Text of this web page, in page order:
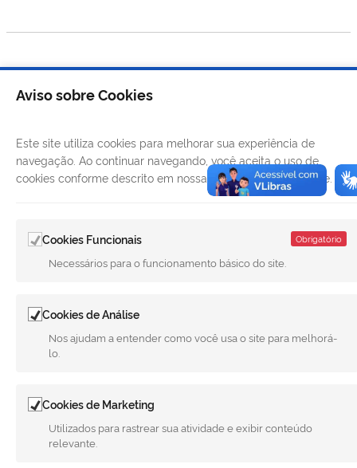
Facebook
Twitter
LinkedIn
Instagram
Youtube
Aviso sobre Cookies
Este site utiliza cookies para melhorar sua experiência de
navegação. Ao continuar navegando, você aceita o uso de
cookies conforme descrito em nossa Política de Privacidade.
Cookies Funcionais Obrigatório
Necessários para o funcionamento básico do site.
Cookies de Análise
Nos ajudam a entender como você usa o site para melhorá-
lo.
Cookies de Marketing
Utilizados para rastrear sua atividade e exibir conteúdo
relevante.